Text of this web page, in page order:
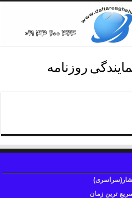
روزنامه
ترین زمان